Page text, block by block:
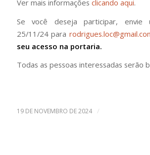
Ver mais informações clicando aqui.
Se você deseja participar, envie
25/11/24 para
seu acesso na portaria.
Todas as pessoas interessadas serão
19 DE NOVEMBRO DE 2024 /